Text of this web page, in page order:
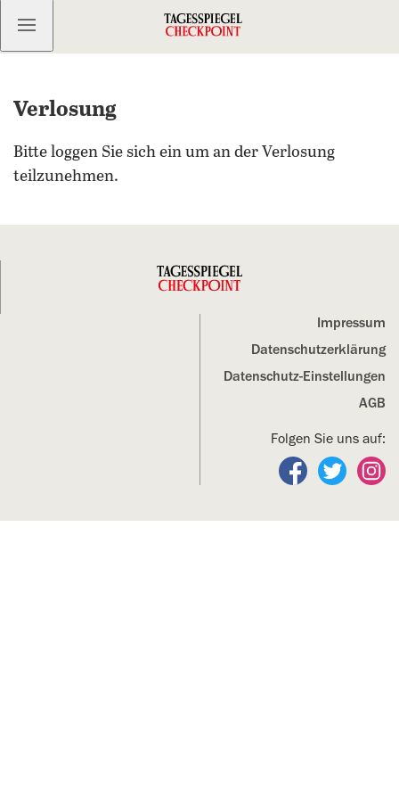
Kostenlos anmelden
Verlosung
Bitte loggen Sie sich ein um an der Verlosung
teilzunehmen.
Impressum
Datenschutz­erklärung
Datenschutz-Einstellungen
AGB
Folgen Sie uns auf:
Folgen Sie